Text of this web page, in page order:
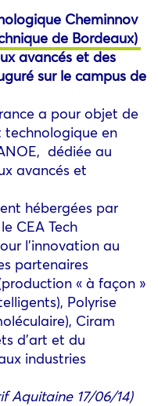
Cheminnov
de Bordeaux)
avancés et des
sur le campus de
a pour objet de
technologique en
dédiée au
avancés et
hébergées par
CEA Tech
l’innovation au
partenaires
« à façon »
Polyrise
Ciram
d’art et du
industries
Aquitaine 17/06/14)